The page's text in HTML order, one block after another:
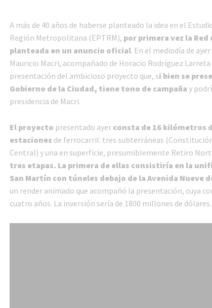
A más de 40 años de haberse planteado la idea en el
Región Metropolitana (EPTRM), por primera vez la Red
planteada en un anuncio oficial. En el mediodía de
Mauricio Macri, acompañado de Horacio Rodríguez
presentación del ambicioso proyecto que, si bien se
Gobierno de la Ciudad, tiene tono de campaña y
presidencia de Macri.
El proyecto presentado ayer consta de 16 kilómetros
estaciones de ferrocarril: tres subterráneas
Central) y una en superficie, presumiblemente Retiro
tres etapas. La primera de ellas consistiría en la
San Martín con túneles debajo de la Avenida Nueve
un render animado que acompañó la presentación, cuya
cuatro años. La inversión sería de 1800 millones de dólares.